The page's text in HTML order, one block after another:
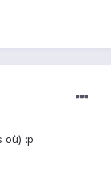
où) :p